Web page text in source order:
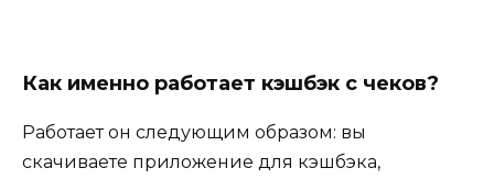
Как именно работает кэшбэк с чеков?
Работает он следующим образом: вы
скачиваете приложение для кэшбэка,